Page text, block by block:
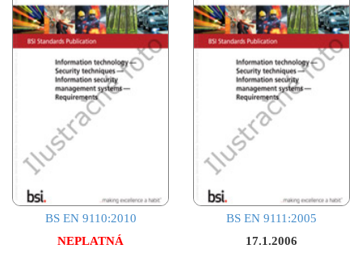
BS EN 9110:2010
NEPLATNÁ
BS EN 9111:2005
17.1.2006